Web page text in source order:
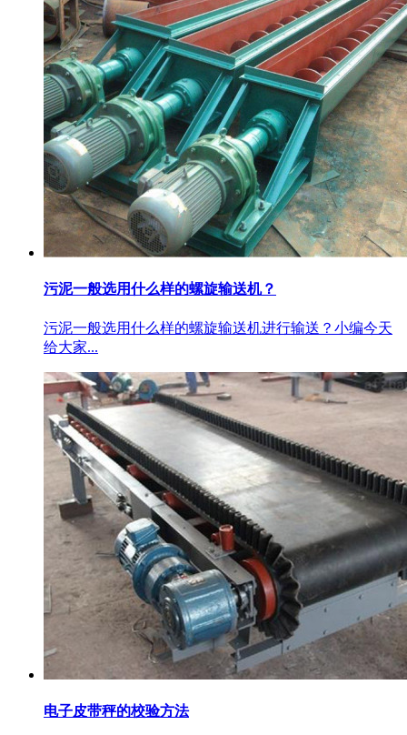
污泥一般选用什么样的螺旋输送机？
污泥一般选用什么样的螺旋输送机进行输送？小编今天
给大家...
电子皮带秤的校验方法